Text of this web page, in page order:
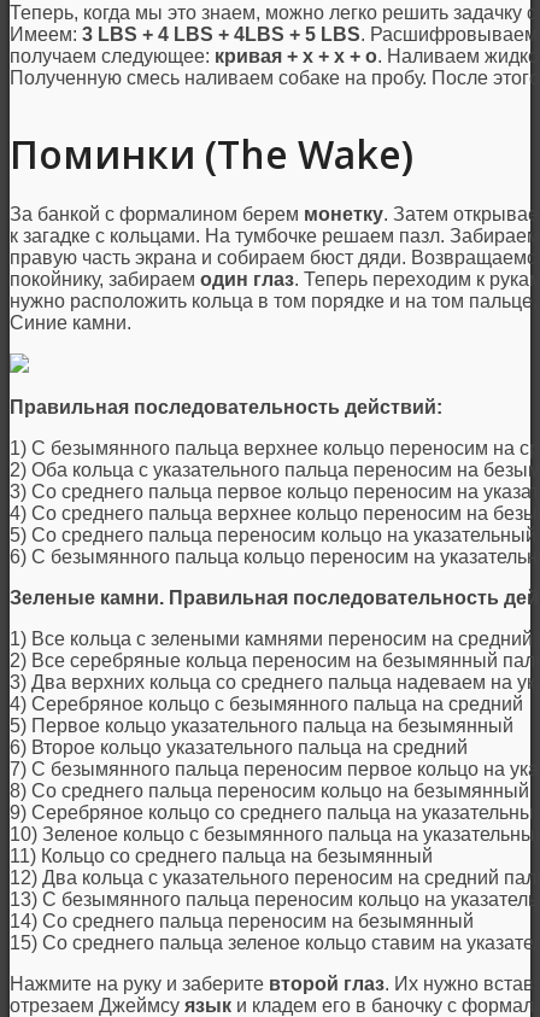
Теперь, когда мы это знаем, можно легко решить задачку
Имеем: 3 LBS + 4 LBS + 4LBS + 5 LBS. Расшифровываем
получаем следующее: кривая + х + х + о. Наливаем
Полученную смесь наливаем собаке на пробу. После
Поминки (The Wake)
За банкой с формалином берем монетку. Затем
к загадке с кольцами. На тумбочке решаем пазл.
правую часть экрана и собираем бюст дяди.
покойнику, забираем один глаз. Теперь переходим к
нужно расположить кольца в том порядке и на том
Синие камни.
Правильная последовательность действий:
1) С безымянного пальца верхнее кольцо переносим на
2) Оба кольца с указательного пальца переносим на
3) Со среднего пальца первое кольцо переносим на
4) Со среднего пальца верхнее кольцо переносим на
5) Со среднего пальца переносим кольцо на указательный
6) С безымянного пальца кольцо переносим на
Зеленые камни. Правильная последовательность
1) Все кольца с зелеными камнями переносим на средний
2) Все серебряные кольца переносим на безымянный
3) Два верхних кольца со среднего пальца надеваем на
4) Серебряное кольцо с безымянного пальца на средний
5) Первое кольцо указательного пальца на безымянный
6) Второе кольцо указательного пальца на средний
7) С безымянного пальца переносим первое кольцо на
8) Со среднего пальца переносим кольцо на безымянный
9) Серебряное кольцо со среднего пальца на
10) Зеленое кольцо с безымянного пальца на
11) Кольцо со среднего пальца на безымянный
12) Два кольца с указательного переносим на средний
13) С безымянного пальца переносим кольцо на
14) Со среднего пальца переносим на безымянный
15) Со среднего пальца зеленое кольцо ставим на
Нажмите на руку и заберите второй глаз. Их нужно
отрезаем Джеймсу язык и кладем его в баночку с